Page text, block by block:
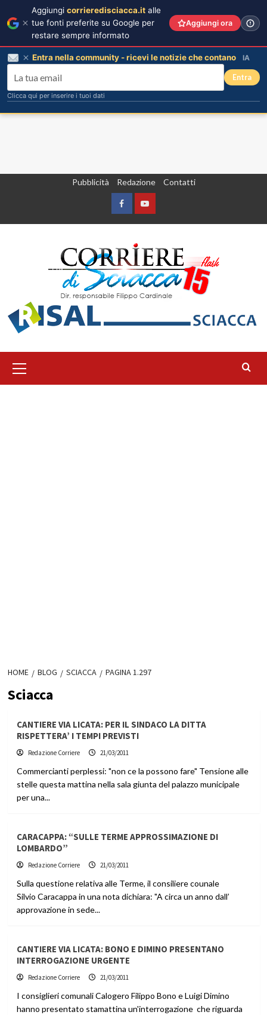
Pubblicità Redazione Contatti
FacebookYountube
principale
HOME BLOG SCIACCA PAGINA 1.297
Sciacca
CANTIERE VIA LICATA: PER IL SINDACO LA DITTA
RISPETTERA’ I TEMPI PREVISTI
Redazione Corriere 21/03/2011
Commercianti perplessi: "non ce la possono fare" Tensione alle
stelle questa mattina nella sala giunta del palazzo municipale
per una...
CARACAPPA: “SULLE TERME APPROSSIMAZIONE DI
LOMBARDO”
Redazione Corriere 21/03/2011
Sulla questione relativa alle Terme, il consiliere counale
Silvio Caracappa in una nota dichiara: "A circa un anno dall’
approvazione in sede...
CANTIERE VIA LICATA: BONO E DIMINO PRESENTANO
INTERROGAZIONE URGENTE
Redazione Corriere 21/03/2011
I consiglieri comunali Calogero Filippo Bono e Luigi Dimino
hanno presentato stamattina un'interrogazione che riguarda
Aggiungi corrieredisciacca.it alle
tue fonti preferite su Google per
restare sempre informato
Aggiungi ora
Entra nella community - ricevi le notizie che contano IA
Entra
Clicca qui per inserire i tuoi dati